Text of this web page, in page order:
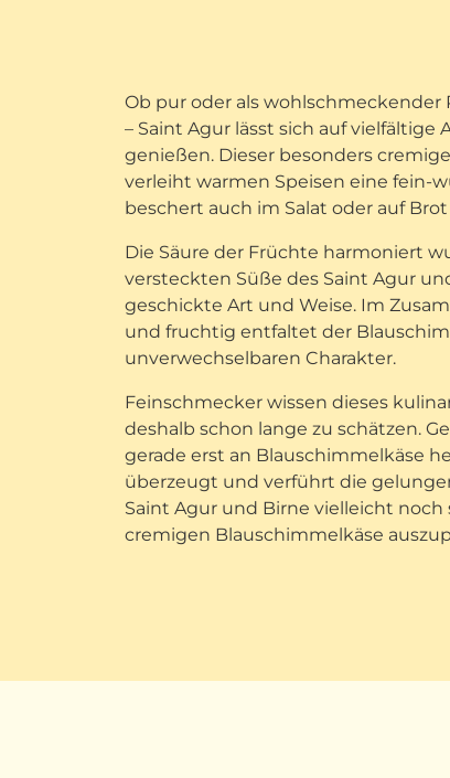
Ob pur oder als wohlschmeckender
– Saint Agur lässt sich auf vielfältige
genießen. Dieser besonders
verleiht warmen Speisen eine fein-
beschert auch im Salat oder auf
Die Säure der Früchte harmoniert
versteckten Süße des Saint Agur
geschickte Art und Weise. Im
und fruchtig entfaltet der
unverwechselbaren Charakter.
Feinschmecker wissen dieses
deshalb schon lange zu schätzen.
gerade erst an Blauschimmelkäse
überzeugt und verführt die
Saint Agur und Birne vielleicht noch
cremigen Blauschimmelkäse